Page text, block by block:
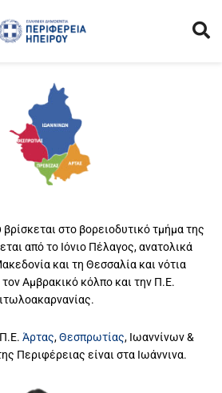
βρίσκεται στο βορειοδυτικό τμήμα της
από το Ιόνιο Πέλαγος, ανατολικά
και τη Θεσσαλία και νότια
τον Αμβρακικό κόλπο και την Π.Ε.
Άρτας,Θεσπρωτίας, Ιωαννίνων &
Περιφέρειας είναι στα Ιωάννινα.